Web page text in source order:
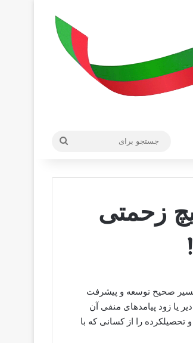
زحمتی
مسیر صحیح توسعه و پیشرفت
یا زود پیامدهای منفی آن
را از کسانی که با